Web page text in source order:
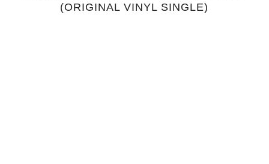
(ORIGINAL VINYL SINGLE)